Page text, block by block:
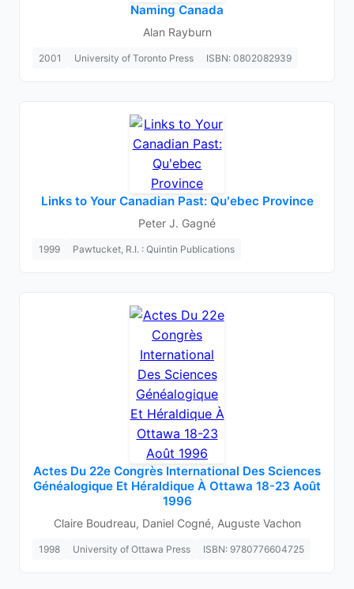
Naming Canada
Alan Rayburn
2001 University of Toronto Press ISBN: 0802082939
Links to Your Canadian Past: Quʹebec Province
Peter J. Gagné
1999 Pawtucket, R.I. : Quintin Publications
Actes Du 22e Congrès International Des Sciences
Généalogique Et Héraldique À Ottawa 18-23 Août
1996
Claire Boudreau, Daniel Cogné, Auguste Vachon
1998 University of Ottawa Press ISBN: 9780776604725